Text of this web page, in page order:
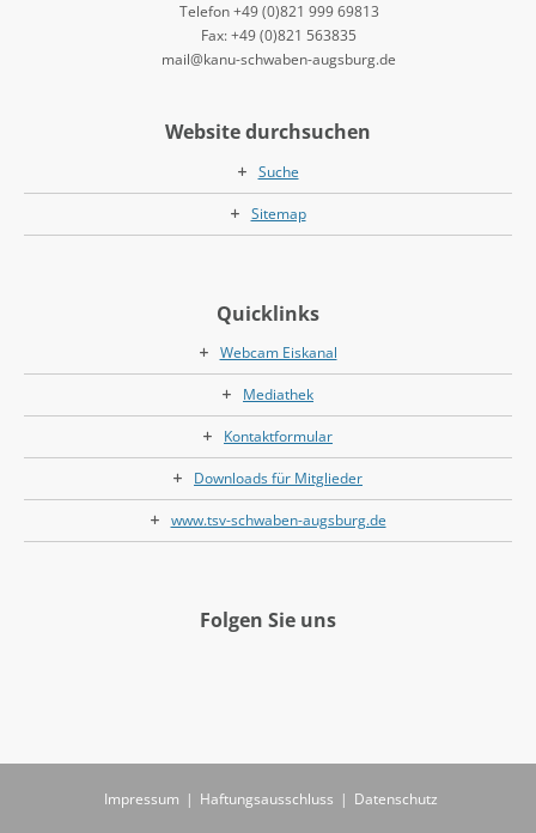
Telefon +49 (0)821 999 69813
Fax: +49 (0)821 563835
mail@kanu-schwaben-augsburg.de
Website durchsuchen
Suche
Sitemap
Quicklinks
Webcam Eiskanal
Mediathek
Kontaktformular
Downloads für Mitglieder
www.tsv-schwaben-augsburg.de
Folgen Sie uns
Impressum | Haftungsausschluss | Datenschutz